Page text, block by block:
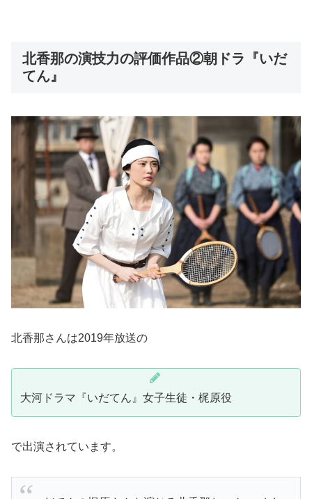
北香那の演技力の評価作品②朝ドラ『いだ
てん』
北香那さんは2019年放送の
大河ドラマ『いだてん』女子生徒・梶原役
で出演されています。